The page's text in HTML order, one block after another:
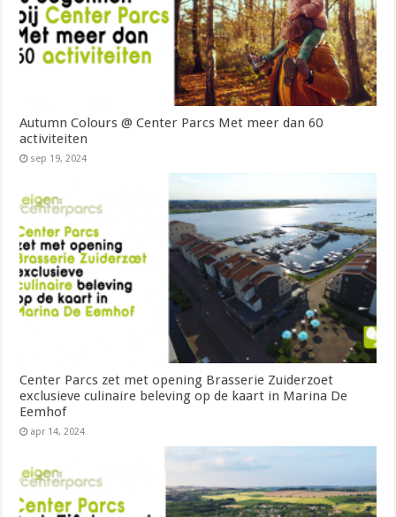
Autumn Colours @ Center Parcs Met meer dan 60
activiteiten
sep 19, 2024
Center Parcs zet met opening Brasserie Zuiderzoet
exclusieve culinaire beleving op de kaart in Marina De
Eemhof
apr 14, 2024